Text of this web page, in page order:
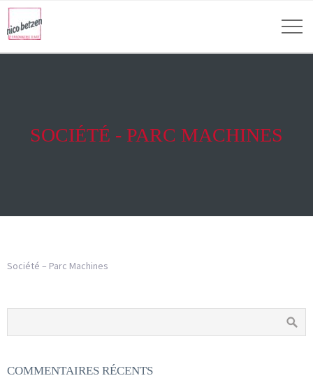
SOCIÉTÉ - PARC MACHINES
Société – Parc Machines
COMMENTAIRES RÉCENTS